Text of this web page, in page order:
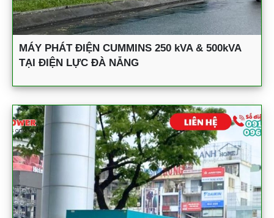
MÁY PHÁT ĐIỆN CUMMINS 250 kVA & 500kVA
TẠI ĐIỆN LỰC ĐÀ NẴNG